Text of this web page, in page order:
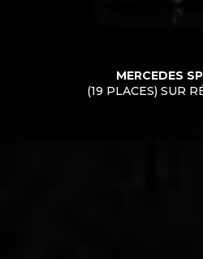
MERCEDES
(19 PLACES) SUR